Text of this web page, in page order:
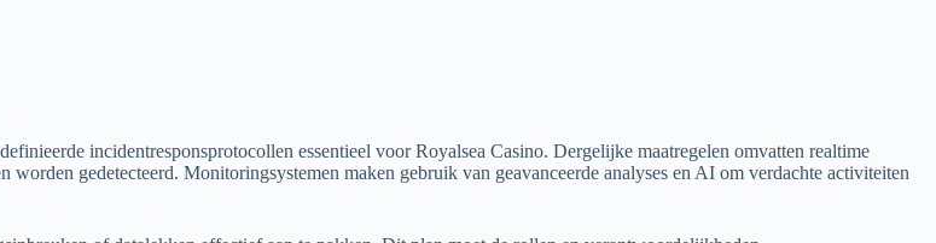
incidentresponsprotocollen essentieel voor Royalsea Casino. Dergelijke maatregelen omvatten realtime
gedetecteerd. Monitoringsystemen maken gebruik van geavanceerde analyses en AI om verdachte activiteiten